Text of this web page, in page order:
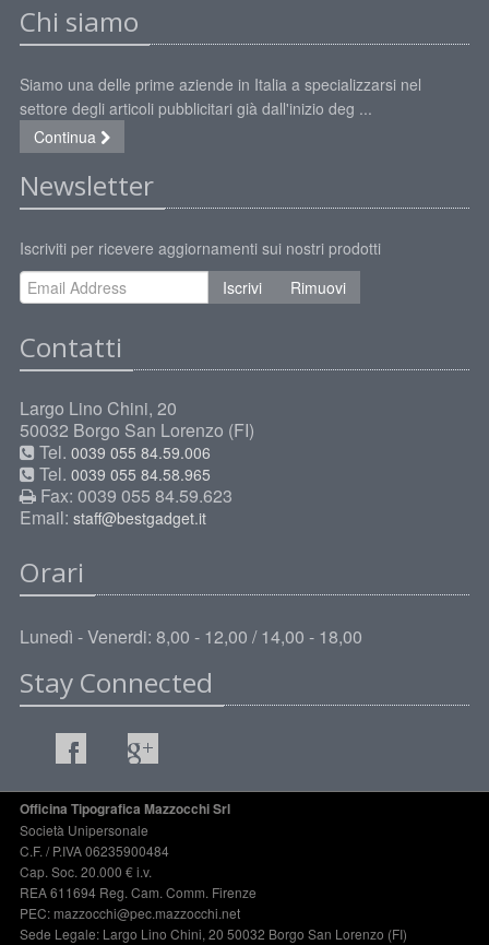
Chi siamo
Siamo una delle prime aziende in Italia a specializzarsi nel
settore degli articoli pubblicitari già dall'inizio deg ...
Continua
Newsletter
Iscriviti per ricevere aggiornamenti sui nostri prodotti
Iscrivi
Rimuovi
Contatti
Largo Lino Chini, 20
50032 Borgo San Lorenzo (FI)
Tel. 0039 055 84.59.006
Tel. 0039 055 84.58.965
Fax: 0039 055 84.59.623
Email: staff@bestgadget.it
Orari
Lunedì - Venerdi: 8,00 - 12,00 / 14,00 - 18,00
Stay Connected
Officina Tipografica Mazzocchi Srl
Società Unipersonale
C.F. / P.IVA 06235900484
Cap. Soc. 20.000 € i.v.
REA 611694 Reg. Cam. Comm. Firenze
PEC: mazzocchi@pec.mazzocchi.net
Sede Legale: Largo Lino Chini, 20 50032 Borgo San Lorenzo (FI)